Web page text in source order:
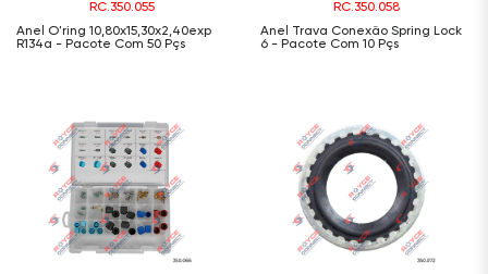
RC.350.055
Anel O'ring 10,80x15,30x2,40exp
R134a - Pacote Com 50 Pçs
RC.350.058
Anel Trava Conexão Spring Lock
6 - Pacote Com 10 Pçs